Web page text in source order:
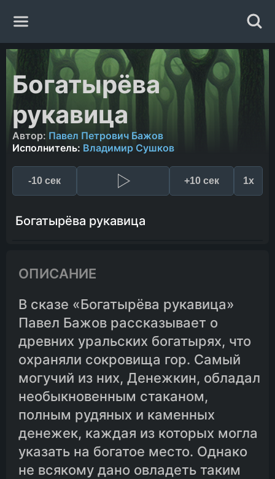
Главная
Жанры
Авторы
Исполнители
Богатырёва
рукавица
Автор: Павел Петрович Бажов
Исполнитель: Владимир Сушков
-10 сек +10 сек 1x
Богатырёва рукавица
ОПИСАНИЕ
В сказе «Богатырёва рукавица»
Павел Бажов рассказывает о
древних уральских богатырях, что
охраняли сокровища гор. Самый
могучий из них, Денежкин, обладал
необыкновенным стаканом,
полным рудяных и каменных
денежек, каждая из которых могла
указать на богатое место. Однако
не всякому дано овладеть таким